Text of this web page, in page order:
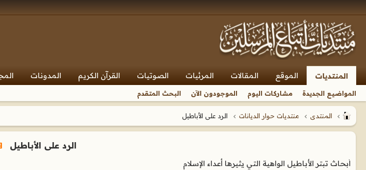
المنتديات الموقع المقالات المرئيات الصوتيات القرآن الكريم المدونات
المواضيع الجديدة مشاركات اليوم الموجودون الآن البحث المتقدم
المنتدى منتديات حوار الديانات الرد على الأباطيل
الرد على الأباطيل
أبحاث تبتر الأباطيل الواهية التي يثيرها أعداء الإسلام